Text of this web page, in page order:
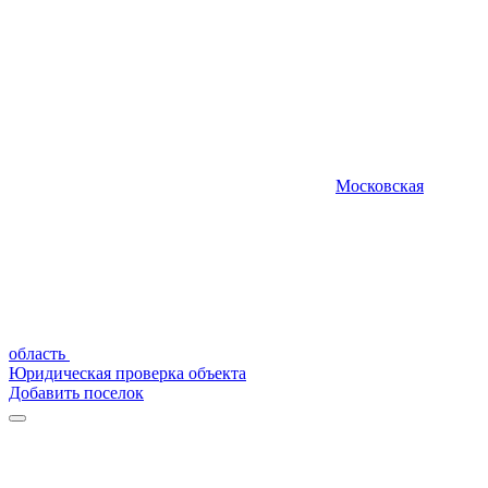
Московская
область
Юридическая проверка объекта
Добавить поселок